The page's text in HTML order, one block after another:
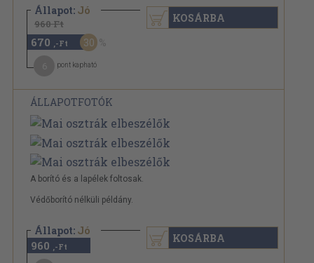
Állapot: Jó
960 Ft
670 ,-Ft 30
pont kapható
KOSÁRBA
ÁLLAPOTFOTÓK
A borító és a lapélek foltosak.
Védőborító nélküli példány.
Állapot: Jó
960 ,-Ft
KOSÁRBA